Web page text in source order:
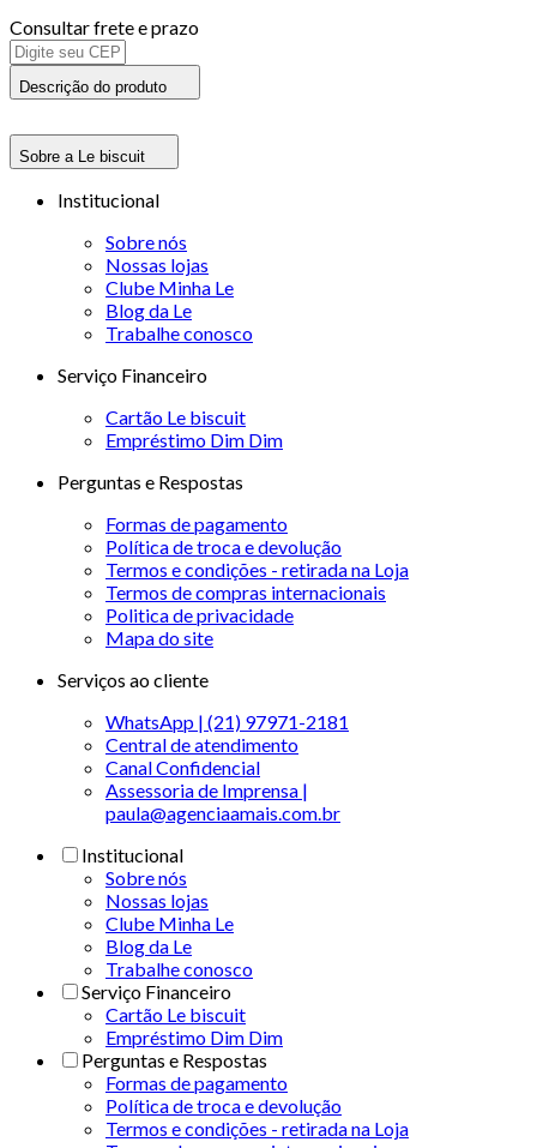
Consultar frete e prazo
Descrição do produto
Sobre a Le biscuit
Institucional
Sobre nós
Nossas lojas
Clube Minha Le
Blog da Le
Trabalhe conosco
Serviço Financeiro
Cartão Le biscuit
Empréstimo Dim Dim
Perguntas e Respostas
Formas de pagamento
Política de troca e devolução
Termos e condições - retirada na Loja
Termos de compras internacionais
Politica de privacidade
Mapa do site
Serviços ao cliente
WhatsApp | (21) 97971-2181
Central de atendimento
Canal Confidencial
Assessoria de Imprensa |
paula@agenciaamais.com.br
Institucional
Sobre nós
Nossas lojas
Clube Minha Le
Blog da Le
Trabalhe conosco
Serviço Financeiro
Cartão Le biscuit
Empréstimo Dim Dim
Perguntas e Respostas
Formas de pagamento
Política de troca e devolução
Termos e condições - retirada na Loja